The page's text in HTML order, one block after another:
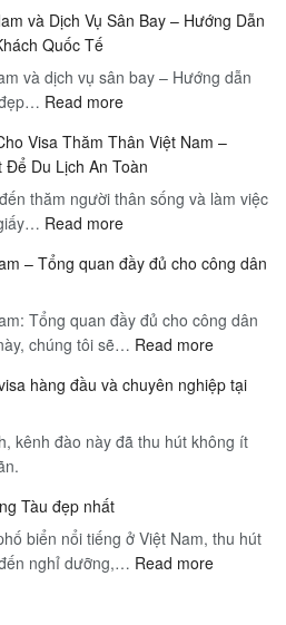
và Dịch Vụ Sân Bay – Hướng Dẫn
Quốc Tế
và dịch vụ sân bay – Hướng dẫn
Read more:
Hạn
Visa
Việt
Nam
Dịch
Sân
Bay
Hướng
Toàn
Khách
Quốc
Visa Thăm Thân Việt Nam –
Du Lịch An Toàn
thăm người thân sống và làm việc
Read more:
Tờ
Thiết
Cho
Thăm
Việt
Dẫn
Chi
– Tổng quan đầy đủ cho công dân
Tổng quan đầy đủ cho công dân
chúng tôi sẽ… Read more:
loại
Việt
quan
đầy
hàng đầu và chuyên nghiệp tại
kênh đào này đã thu hút không ít
Tàu đẹp nhất
biển nổi tiếng ở Việt Nam, thu hút
nghỉ dưỡng,… Read more: